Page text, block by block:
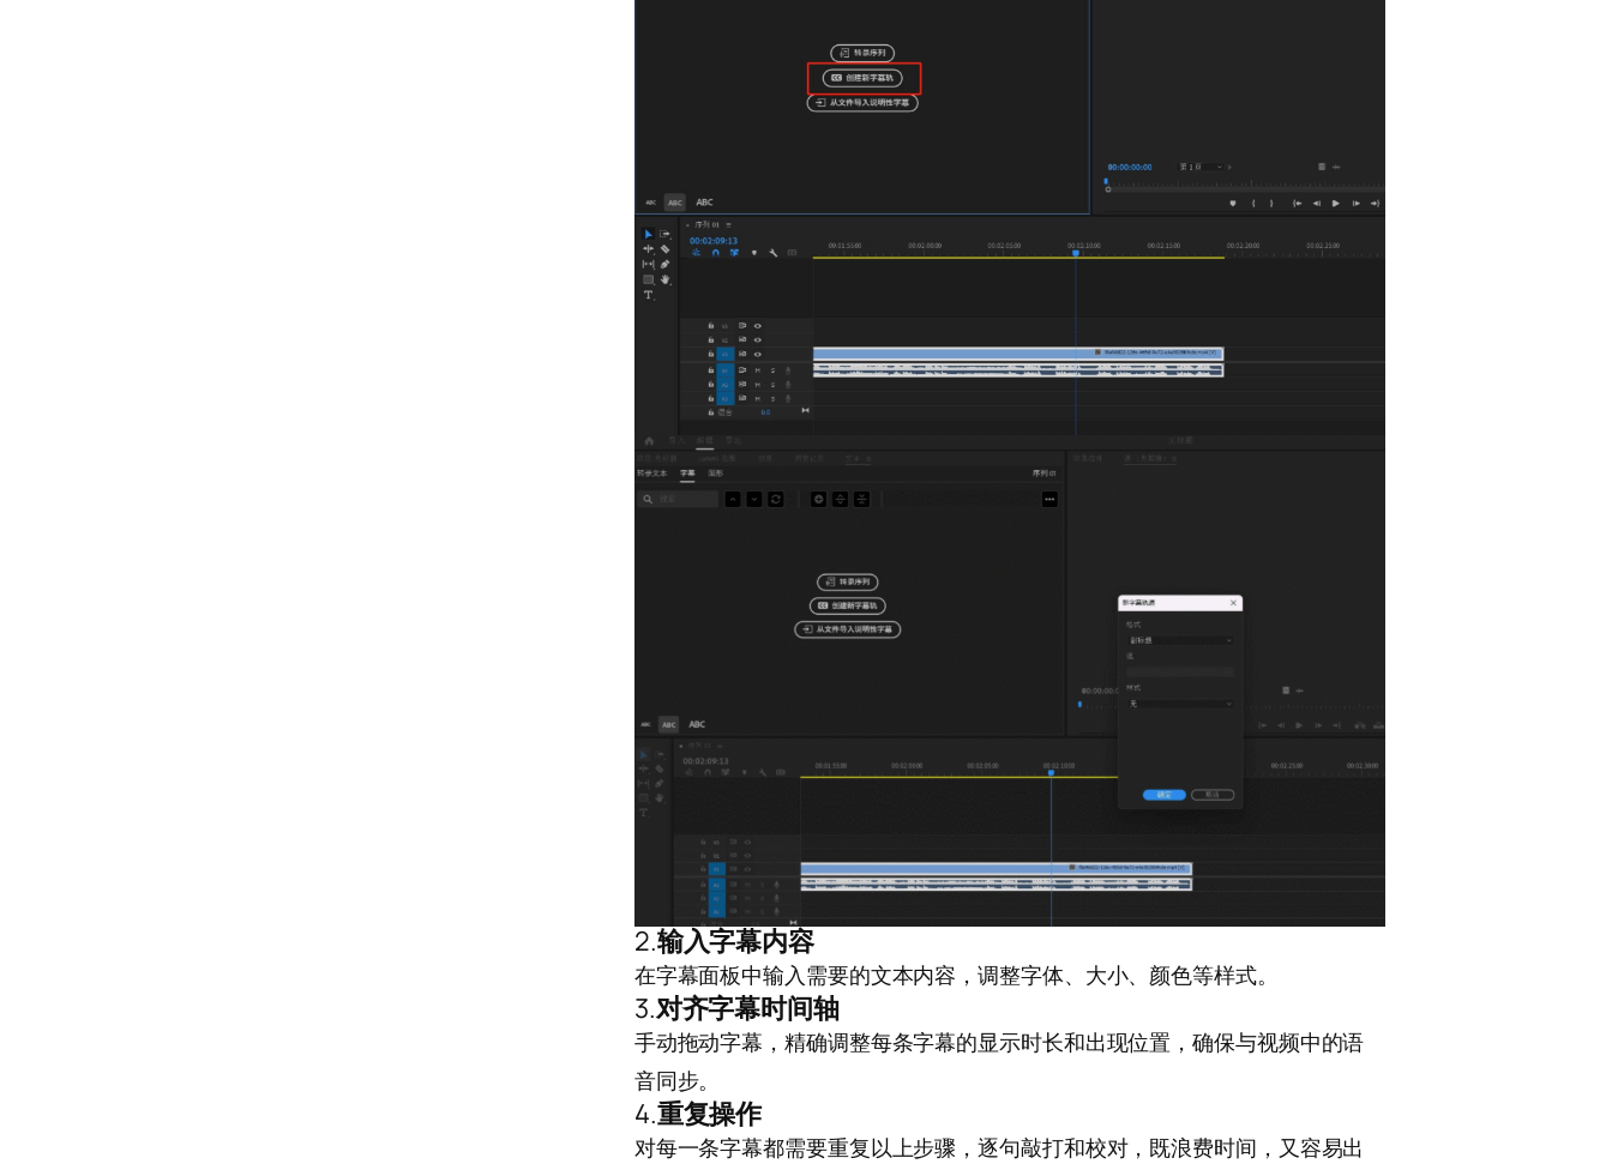
2.输入字幕内容
在字幕面板中输入需要的文本内容，调整字体、大小、颜色等样式。
3.对齐字幕时间轴
手动拖动字幕，精确调整每条字幕的显示时长和出现位置，确保与视频中的语
音同步。
4.重复操作
对每一条字幕都需要重复以上步骤，逐句敲打和校对，既浪费时间，又容易出